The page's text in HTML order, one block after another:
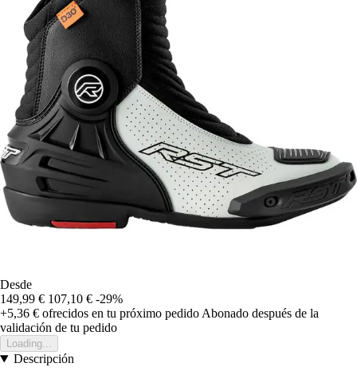
Desde
149,99 € 107,10 € -29%
+5,36 € ofrecidos en tu próximo pedido Abonado después de la
validación de tu pedido
Loading...
Descripción